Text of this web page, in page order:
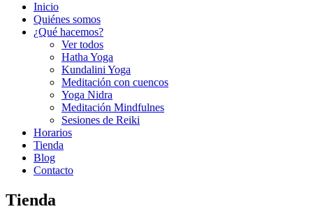
Inicio
Quiénes somos
¿Qué hacemos?
Ver todos
Hatha Yoga
Kundalini Yoga
Meditación con cuencos
Yoga Nidra
Meditación Mindfulnes
Sesiones de Reiki
Horarios
Tienda
Blog
Contacto
Tienda